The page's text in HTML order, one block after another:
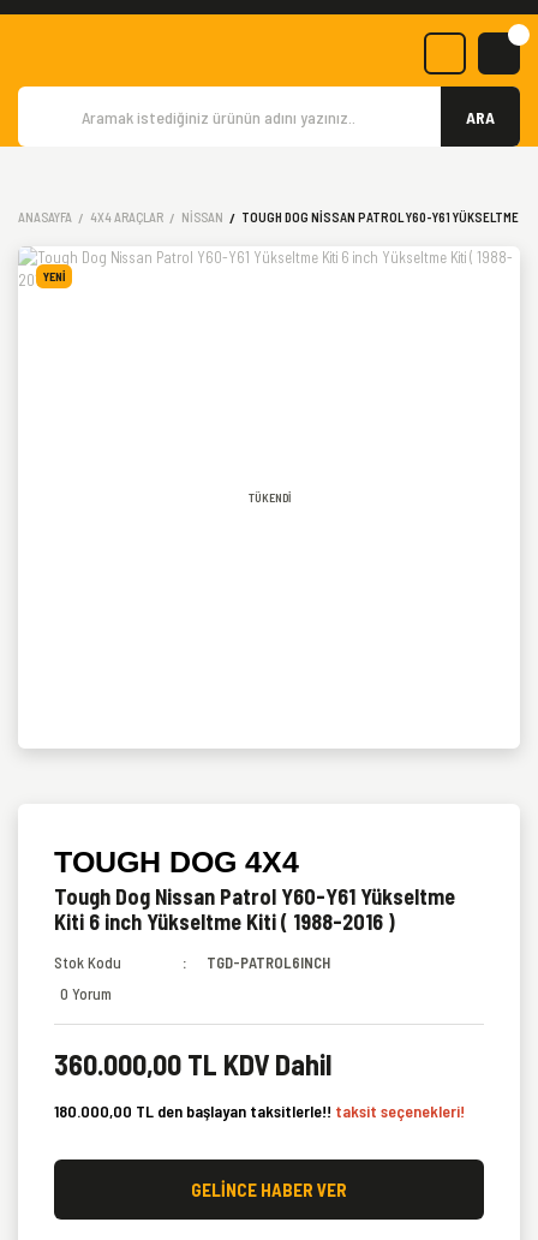
ARA
ANASAYFA 4X4 ARAÇLAR NISSAN TOUGH DOG NISSAN PATROL Y60-Y61 YÜKSELTME
YENİ
TÜKENDİ
TOUGH DOG 4X4
Tough Dog Nissan Patrol Y60-Y61 Yükseltme
Kiti 6 inch Yükseltme Kiti ( 1988-2016 )
Stok Kodu
TGD-PATROL6INCH
0 Yorum
360.000,00 TL KDV Dahil
180.000,00 TL den başlayan taksitlerle!! taksit seçenekleri!
GELİNCE HABER VER